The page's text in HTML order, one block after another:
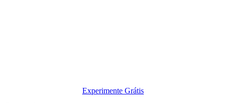
Experimente Grátis